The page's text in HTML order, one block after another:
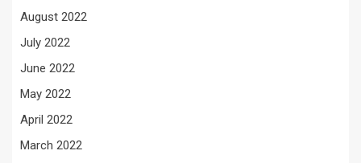
August 2022
July 2022
June 2022
May 2022
April 2022
March 2022